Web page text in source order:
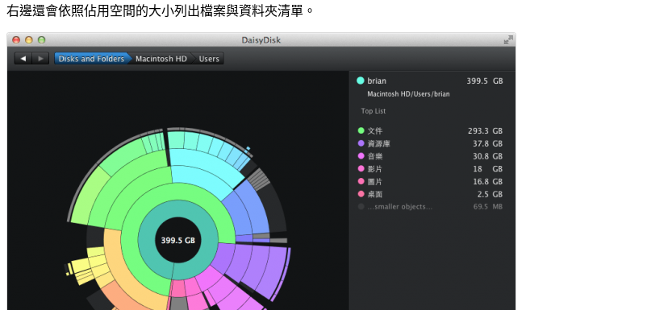
右邊還會依照佔用空間的大小列出檔案與資料夾清單。